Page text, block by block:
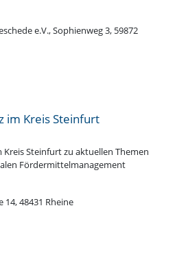
e.V., Sophienweg 3, 59872
im Kreis Steinfurt
Steinfurt zu aktuellen Themen
Fördermittelmanagement
14, 48431 Rheine